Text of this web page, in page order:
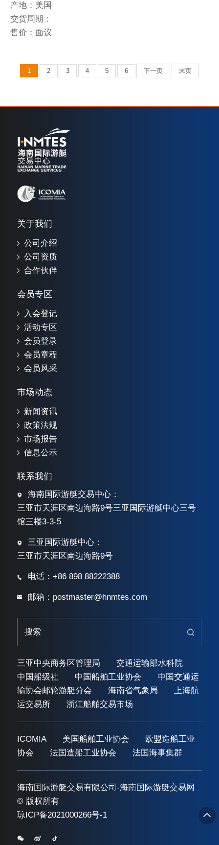
产地：美国
交货周期：
售价：面议
1 2 3 4 5 6 下一页 末页
关于我们
公司介绍
公司资质
合作伙伴
会员专区
入会登记
活动专区
会员登录
会员章程
会员风采
市场动态
新闻资讯
政策法规
市场报告
信息公示
联系我们
海南国际游艇交易中心：
三亚市天涯区南边海路9号三亚国际游艇中心三号
馆三楼3-3-5
三亚国际游艇中心：
三亚市天涯区南边海路9号
电话：+86 898 88222388
邮箱：postmaster@hnmtes.com
三亚中央商务区管理局
交通运输部水科院
中国船级社
中国船舶工业协会
中国交通运
输协会邮轮游艇分会
海南省气象局
上海航
运交易所
浙江船舶交易市场
ICOMIA 美国船舶工业协会
欧盟造船工业
协会
法国造船工业协会 法国海事集群
海南国际游艇交易有限公司-海南国际游艇交易网
© 版权所有
琼ICP备2021000266号-1